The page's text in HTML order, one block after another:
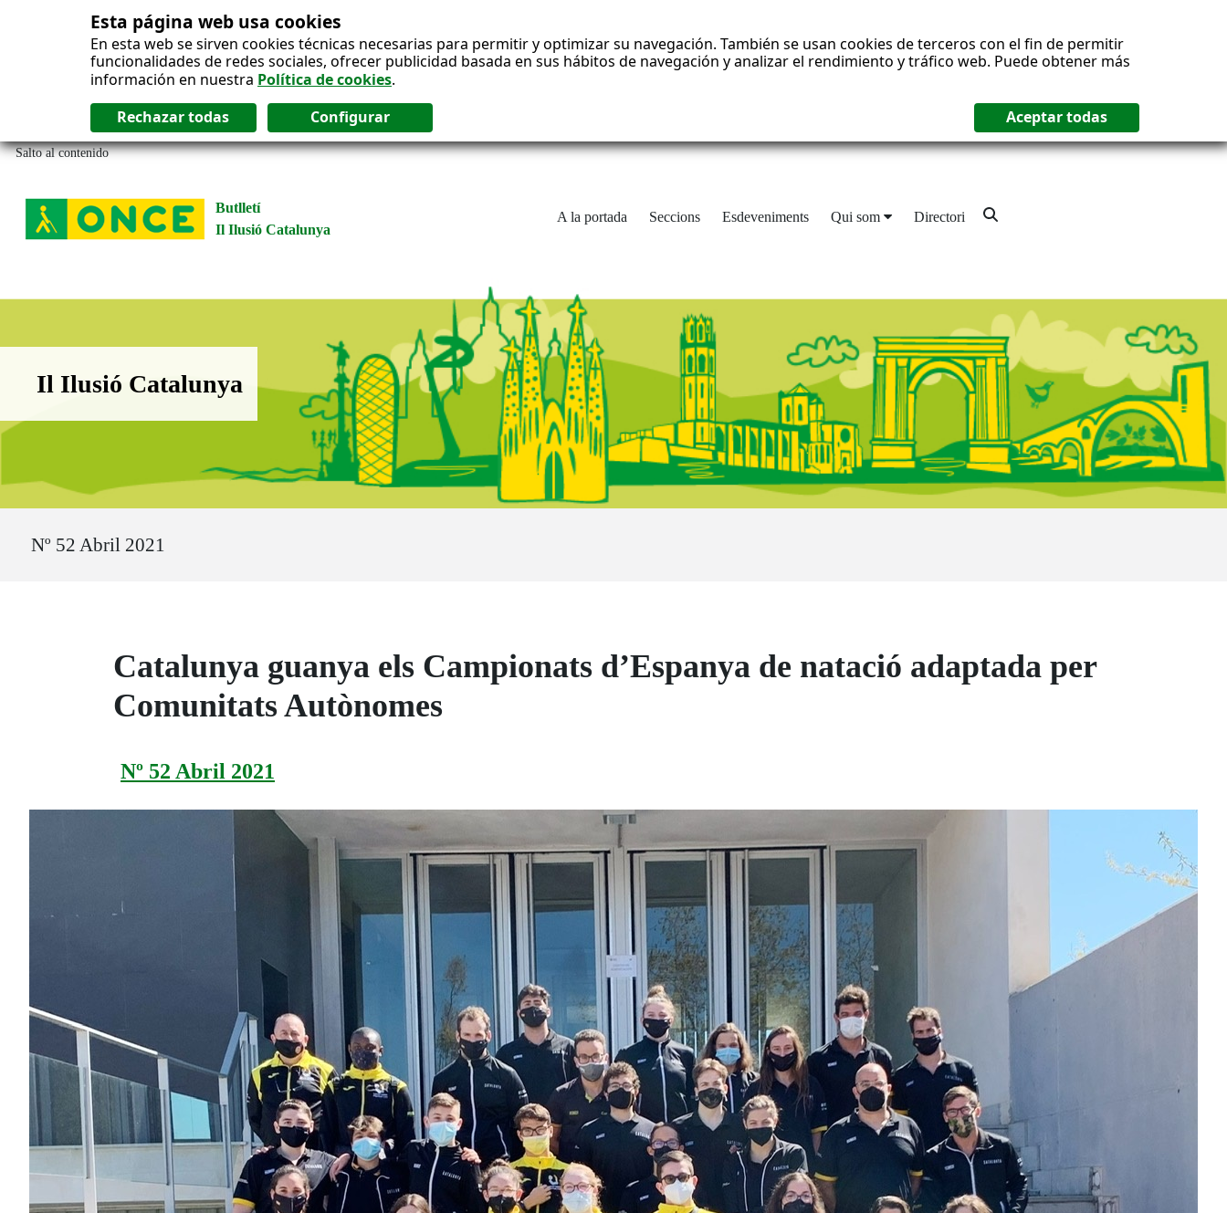
Esta página web usa cookies
En esta web se sirven cookies técnicas necesarias para permitir y optimizar su navegación. También se usan cookies de terceros con el fin de permitir
funcionalidades de redes sociales, ofrecer publicidad basada en sus hábitos de navegación y analizar el rendimiento y tráfico web. Puede obtener más
información en nuestra Política de cookies.
Salto al contenido
Butlletí
Il Ilusió Catalunya
A la portada Seccions Esdeveniments Qui som Directori
Boletín Il·lusió Catalunya
Il Ilusió Catalunya
Nº 52 Abril 2021
Catalunya guanya els Campionats d’Espanya de natació adaptada per
Comunitats Autònomes
Nº 52 Abril 2021